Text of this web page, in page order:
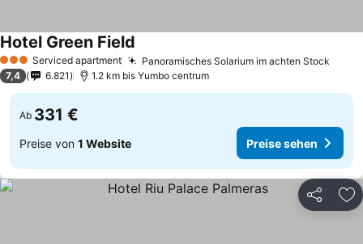
3 SterneServiced apartment Panoramisches Solarium im achten Stock
Hotel Green Field
7,4 6.821 1.2 km bis Yumbo centrum
Ab 331 €
Preise von 1 Website Preise sehen
Teilen